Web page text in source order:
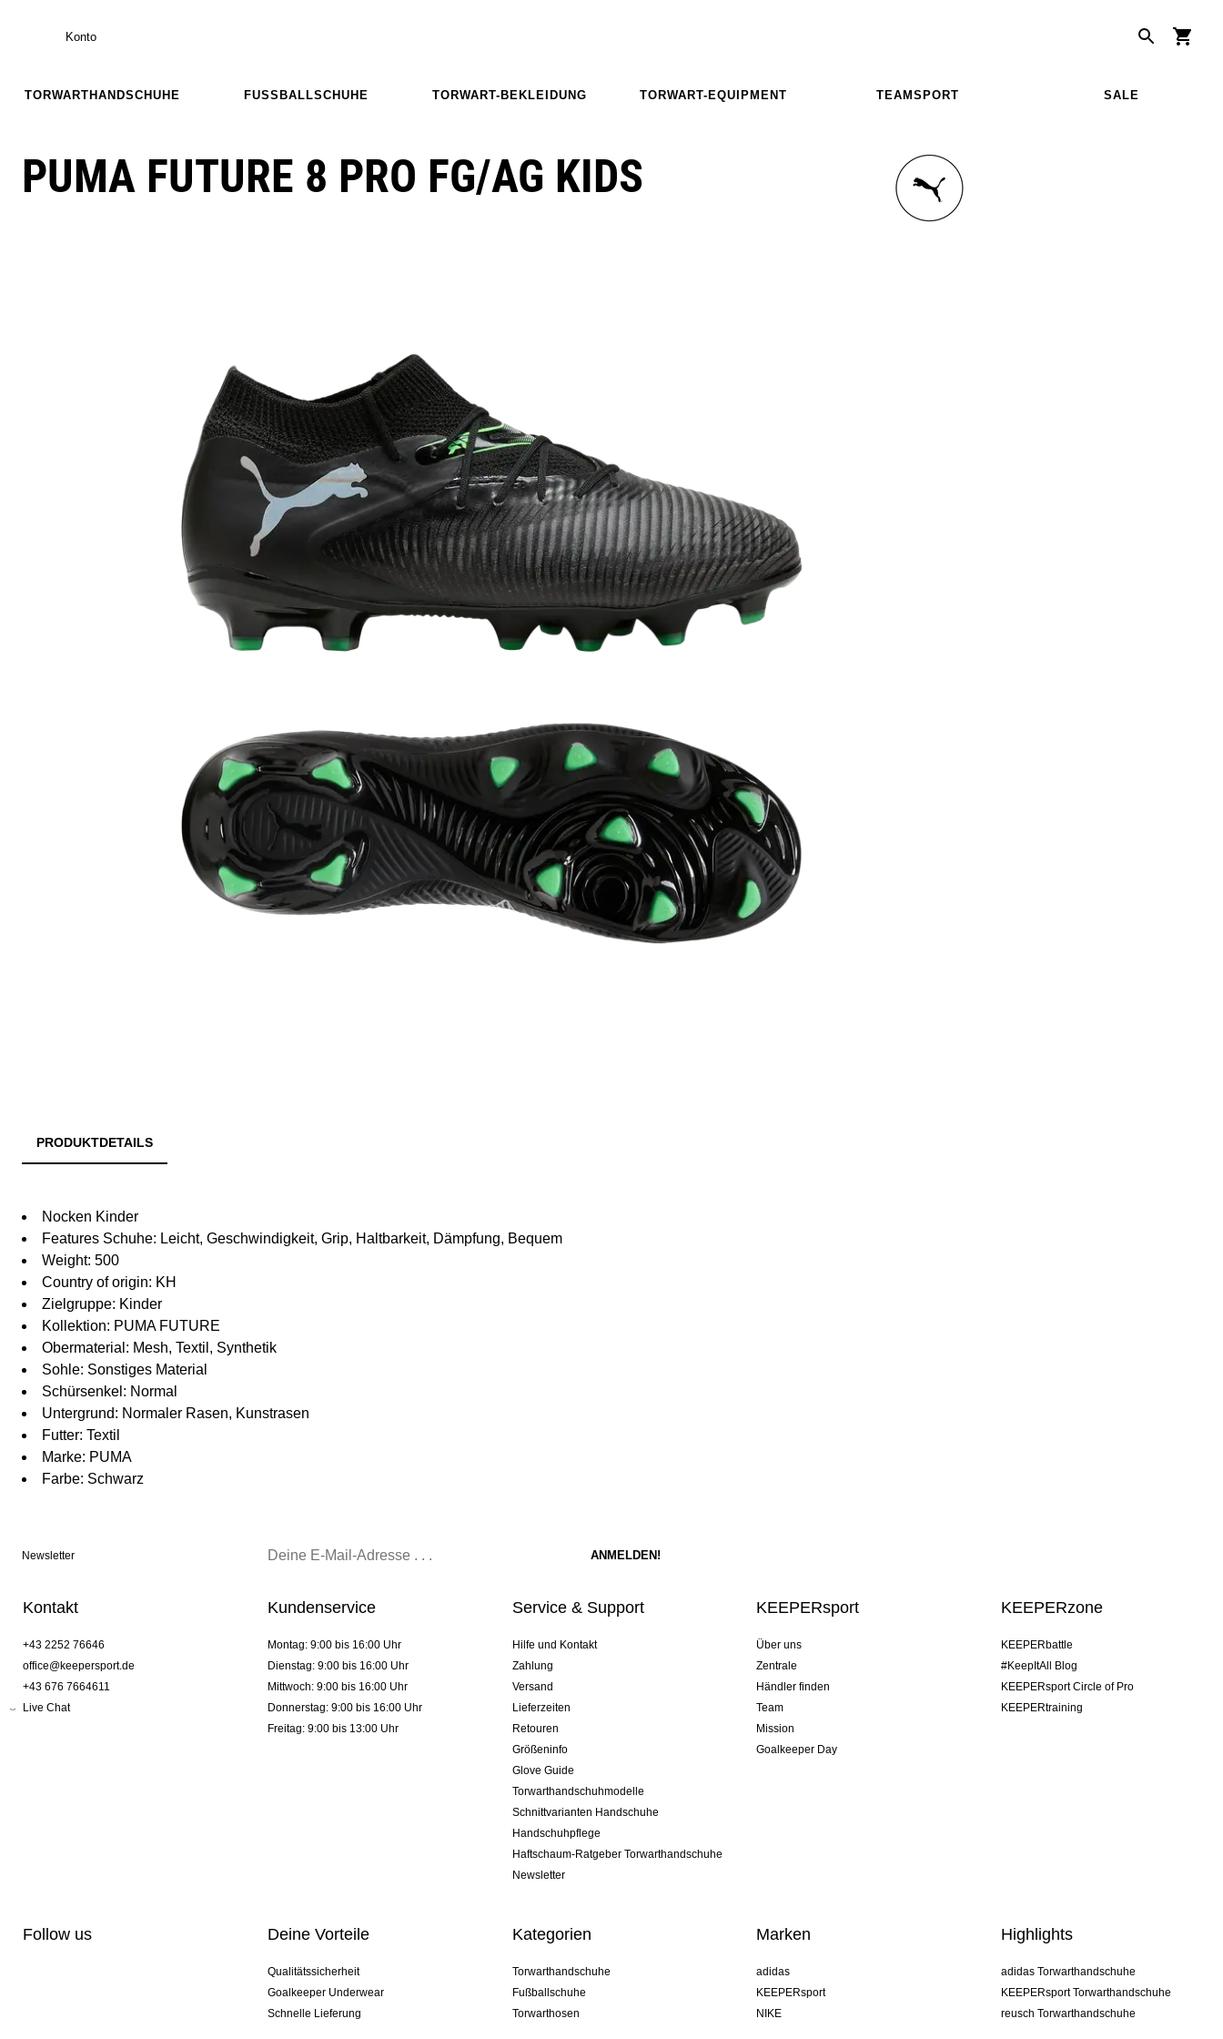
Konto
TORWARTHANDSCHUHE FUSSBALLSCHUHE TORWART-BEKLEIDUNG TORWART-EQUIPMENT TEAMSPORT SALE
PUMA FUTURE 8 PRO FG/AG KIDS
PRODUKTDETAILS
Nocken Kinder
Features Schuhe: Leicht, Geschwindigkeit, Grip, Haltbarkeit, Dämpfung, Bequem
Weight: 500
Country of origin: KH
Zielgruppe: Kinder
Kollektion: PUMA FUTURE
Obermaterial: Mesh, Textil, Synthetik
Sohle: Sonstiges Material
Schürsenkel: Normal
Untergrund: Normaler Rasen, Kunstrasen
Futter: Textil
Marke: PUMA
Farbe: Schwarz
Newsletter
Kontakt
+43 2252 76646
office@keepersport.de
+43 676 7664611
Live Chat
Kundenservice
Montag: 9:00 bis 16:00 Uhr
Dienstag: 9:00 bis 16:00 Uhr
Mittwoch: 9:00 bis 16:00 Uhr
Donnerstag: 9:00 bis 16:00 Uhr
Freitag: 9:00 bis 13:00 Uhr
Service & Support
Hilfe und Kontakt
Zahlung
Versand
Lieferzeiten
Retouren
Größeninfo
Glove Guide
Torwarthandschuhmodelle
Schnittvarianten Handschuhe
Handschuhpflege
Haftschaum-Ratgeber Torwarthandschuhe
Newsletter
KEEPERsport
Über uns
Zentrale
Händler finden
Team
Mission
Goalkeeper Day
KEEPERzone
KEEPERbattle
#KeepItAll Blog
KEEPERsport Circle of Pro
KEEPERtraining
Follow us Deine Vorteile
Qualitätssicherheit
Goalkeeper Underwear
Schnelle Lieferung
Kategorien
Torwarthandschuhe
Fußballschuhe
Torwarthosen
Marken
adidas
KEEPERsport
NIKE
Highlights
adidas Torwarthandschuhe
KEEPERsport Torwarthandschuhe
reusch Torwarthandschuhe